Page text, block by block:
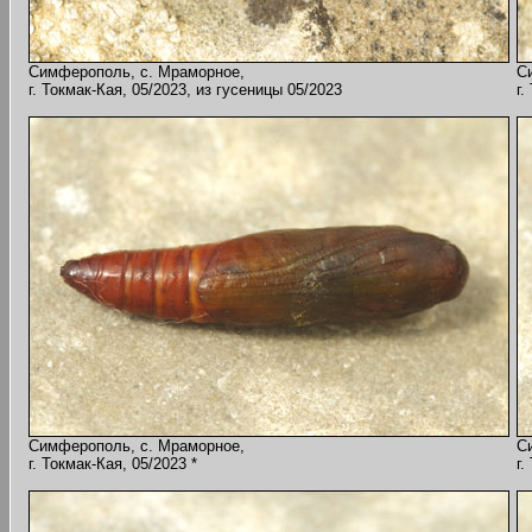
Симферополь, с. Мраморное,
г. Токмак-Кая, 05/2023, из гусеницы 05/2023
Симферополь, с. Мраморное,
г. Токмак-Кая, 05/2023 *